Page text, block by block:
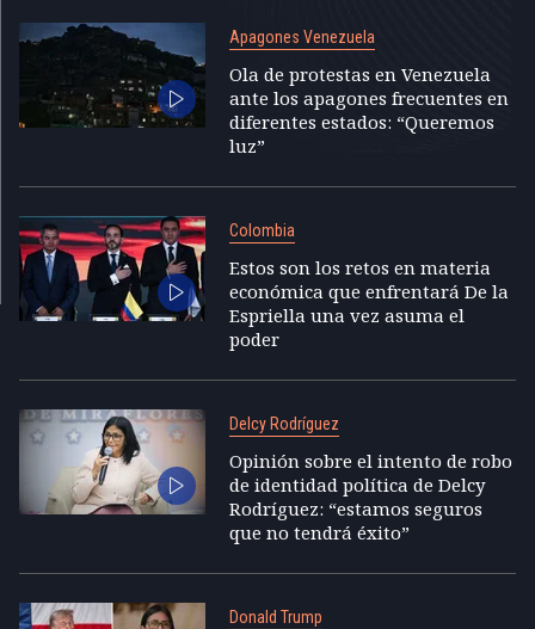
Apagones Venezuela
Ola de protestas en Venezuela
ante los apagones frecuentes en
diferentes estados: “Queremos
luz”
Colombia
Estos son los retos en materia
económica que enfrentará De la
Espriella una vez asuma el
poder
Delcy Rodríguez
Opinión sobre el intento de robo
de identidad política de Delcy
Rodríguez: “estamos seguros
que no tendrá éxito”
Donald Trump